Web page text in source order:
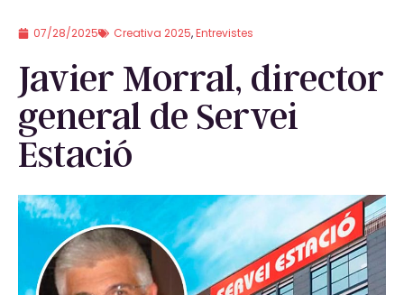
07/28/2025 Creativa 2025,Entrevistes
Javier Morral, director
general de Servei
Estació